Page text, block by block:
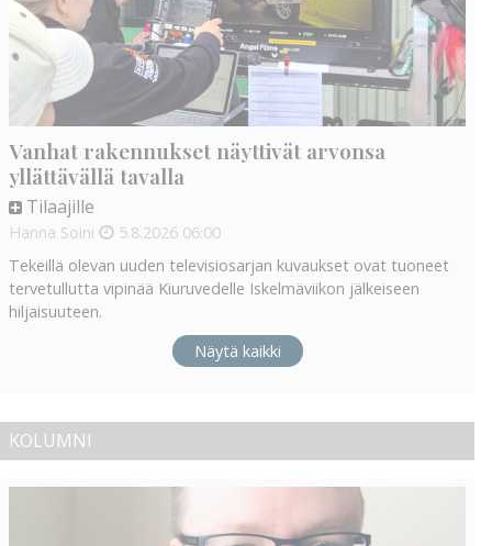
Vanhat rakennukset näyttivät arvonsa
yllättävällä tavalla
Tilaajille
Hanna Soini 5.8.2026 06:00
Tekeillä olevan uuden televisiosarjan kuvaukset ovat tuoneet
tervetullutta vipinää Kiuruvedelle Iskelmäviikon jälkeiseen
hiljaisuuteen.
Näytä kaikki
KOLUMNI